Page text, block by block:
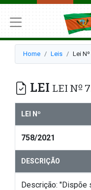
Home Leis Lei
LEI LEI Nº
LEI Nº
758/2021
DESCRIÇÃO
Descrição: "Dispõe